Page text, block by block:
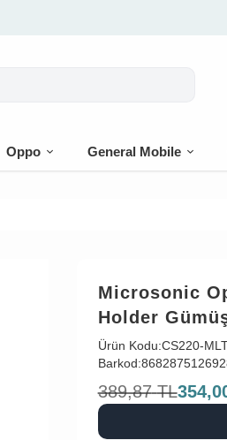
Oppo General Mobile
Microsonic
Holder
Ürün Kodu:CS220-
Barkod:
389,87 TL